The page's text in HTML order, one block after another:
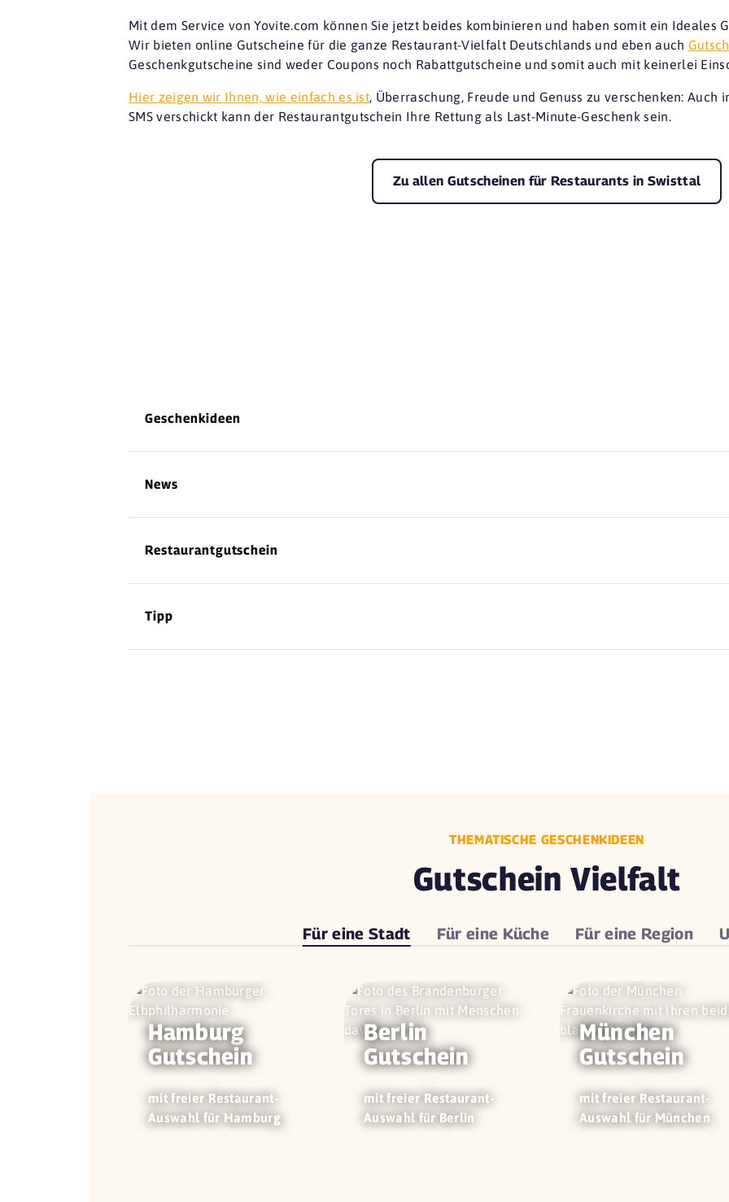
Mit dem Service von Yovite.com können Sie jetzt beides kombinieren und haben somit ein Ideales
Wir bieten online Gutscheine für die ganze Restaurant-Vielfalt Deutschlands und eben auch
Geschenkgutscheine sind weder Coupons noch Rabattgutscheine und somit auch mit keinerlei
Hier zeigen wir Ihnen, wie einfach es ist , Überraschung, Freude und Genuss zu verschenken:
SMS verschickt kann der Restaurantgutschein Ihre Rettung als Last-Minute-Geschenk sein.
Zu allen Gutscheinen für Restaurants in Swisttal
Geschenkideen
News
Restaurantgutschein
Tipp
THEMATISCHE GESCHENKIDEEN
Gutschein Vielfalt
Für eineStadt Für eine Küche Für eine Region
Hamburg
Gutschein
mit freier Restaurant-
Auswahl für Hamburg
Berlin
Gutschein
mit freier Restaurant-
Auswahl für Berlin
München
Gutschein
mit freier Restaurant-
Auswahl für München